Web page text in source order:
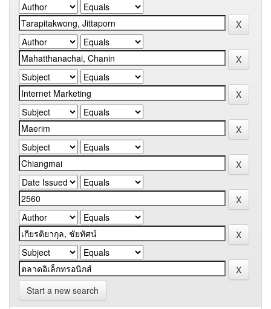
Start a new search